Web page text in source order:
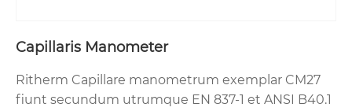
Capillaris Manometer
Ritherm Capillare manometrum exemplar CM27
fiunt secundum utrumque EN 837-1 et ANSI B40.1